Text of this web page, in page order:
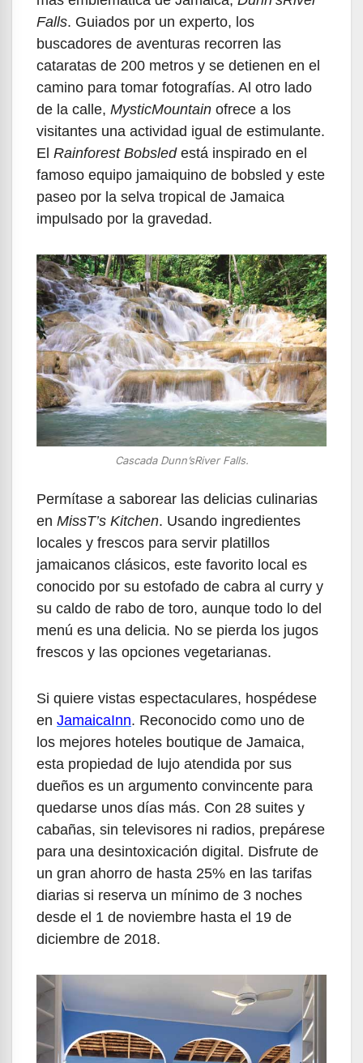
Falls. Guiados por un experto, los
buscadores de aventuras recorren las
cataratas de 200 metros y se detienen en el
camino para tomar fotografías. Al otro lado
de la calle, MysticMountain ofrece a los
visitantes una actividad igual de estimulante.
El Rainforest Bobsledestá inspirado en el
famoso equipo jamaiquino de bobsled y este
paseo por la selva tropical de Jamaica
impulsado por la gravedad.
Cascada Dunn’sRiver Falls.
Permítase a saborear las delicias culinarias
en MissT’s Kitchen. Usando ingredientes
locales y frescos para servir platillos
jamaicanos clásicos, este favorito local es
conocido por su estofado de cabra al curry y
su caldo de rabo de toro, aunque todo lo del
menú es una delicia. No se pierda los jugos
frescos y las opciones vegetarianas.
Si quiere vistas espectaculares, hospédese
en JamaicaInn. Reconocido como uno de
los mejores hoteles boutique de Jamaica,
esta propiedad de lujo atendida por sus
dueños es un argumento convincente para
quedarse unos días más. Con 28 suites y
cabañas, sin televisores ni radios, prepárese
para una desintoxicación digital. Disfrute de
un gran ahorro de hasta 25% en las tarifas
diarias si reserva un mínimo de 3 noches
desde el 1 de noviembre hasta el 19 de
diciembre de 2018.